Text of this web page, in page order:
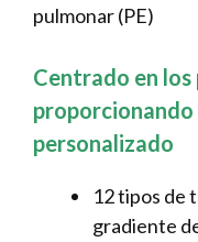
pulmonar (PE)
Centrado en los
personalizado
12 tipos de
gradiente